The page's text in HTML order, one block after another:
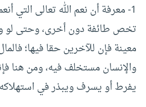
1- معرفة أن نعم الله تعالى التي
تخص طائفة دون أخرى، وحتى لو
معينة فإن للآخرين حقا فيها؛
والإنسان مستخلف فيه، ومن هنا
يفرط أو يسرف ويبذر في